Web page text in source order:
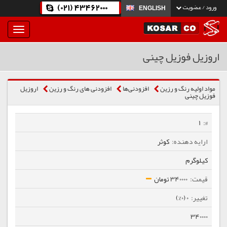
ورود / عضویت ENGLISH
(021) 43462000
بار
و
اروزیل فوزیل چینی
مواد اولیه رنگ و رزین افزودنی‌ها افزودنی های رنگ و رزین اروزیل
فوزیل چینی
1
کوثر
کیلوگرم
340000 تومان
0 (0%)
340000